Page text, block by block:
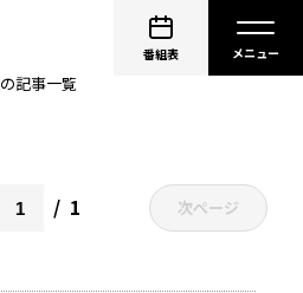
番組表
の記事一覧
1 次ページ